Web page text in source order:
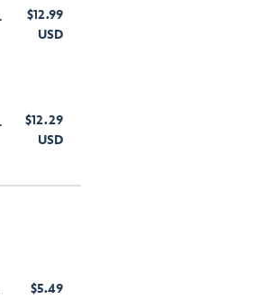
$12.99
USD
$12.29
USD
$5.49